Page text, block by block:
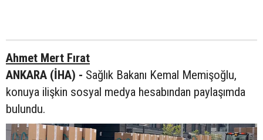
Ahmet Mert Fırat
ANKARA (İHA) - Sağlık Bakanı Kemal Memişoğlu,
konuya ilişkin sosyal medya hesabından paylaşımda
bulundu.